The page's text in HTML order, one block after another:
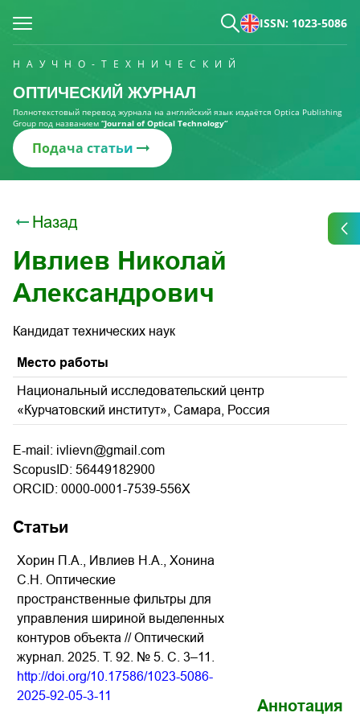
ISSN: 1023-5086
НАУЧНО-ТЕХНИЧЕСКИЙ
ОПТИЧЕСКИЙ ЖУРНАЛ
Полнотекстовый перевод журнала на английский язык издаётся Optica Publishing
Group под названием “Journal of Optical Technology“
Подача статьи
Назад
Ивлиев Николай
Александрович
Кандидат технических наук
Место работы
Национальный исследовательский центр
«Курчатовский институт», Самара, Россия
E-mail: ivlievn@gmail.com
ScopusID: 56449182900
ORCID: 0000-0001-7539-556X
Статьи
Хорин П.А., Ивлиев Н.А., Хонина
С.Н. Оптические
пространственные фильтры для
управления шириной выделенных
контуров объекта // Оптический
журнал. 2025. Т. 92. № 5. С. 3–11.
http://doi.org/10.17586/1023-5086-
2025-92-05-3-11
Аннотация